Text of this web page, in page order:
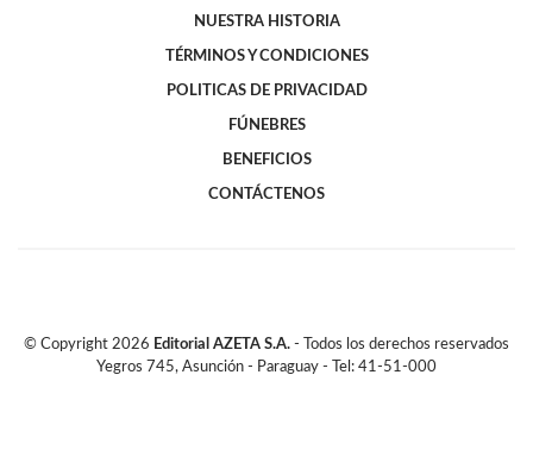
NUESTRA HISTORIA
TÉRMINOS Y CONDICIONES
POLITICAS DE PRIVACIDAD
FÚNEBRES
BENEFICIOS
CONTÁCTENOS
© Copyright 2026 Editorial AZETA S.A. - Todos los derechos reservados
Yegros 745, Asunción - Paraguay - Tel: 41-51-000